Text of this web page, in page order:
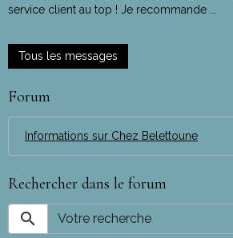
service client au top ! Je recommande ...
Tous les messages
Forum
Informations sur Chez Belettoune
Rechercher dans le forum